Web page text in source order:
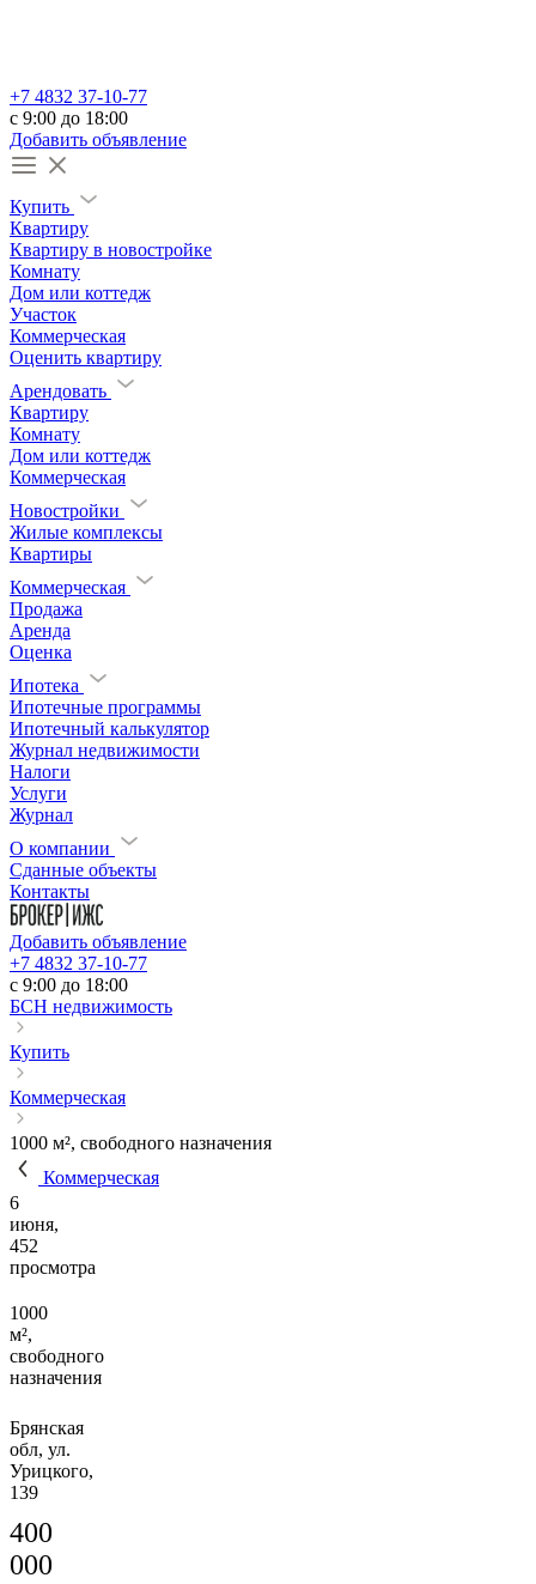
+7 4832 37-10-77
c 9:00 до 18:00
Добавить объявление
Купить
Квартиру
Квартиру в новостройке
Комнату
Дом или коттедж
Участок
Коммерческая
Оценить квартиру
Арендовать
Квартиру
Комнату
Дом или коттедж
Коммерческая
Новостройки
Жилые комплексы
Квартиры
Коммерческая
Продажа
Аренда
Оценка
Ипотека
Ипотечные программы
Ипотечный калькулятор
Журнал недвижимости
Налоги
Услуги
Журнал
О компании
Сданные объекты
Контакты
Добавить объявление
+7 4832 37-10-77
c 9:00 до 18:00
БСН недвижимость
Купить
Коммерческая
1000 м², свободного назначения
Коммерческая
6
июня,
452
просмотра
1000
м²,
свободного
назначения
Брянская
обл, ул.
Урицкого,
139
400
000